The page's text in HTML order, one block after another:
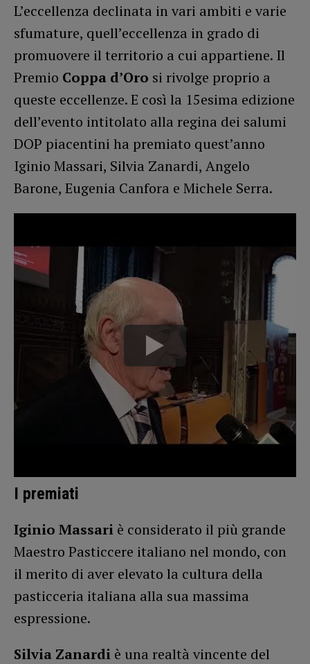
L’eccellenza declinata in vari ambiti e varie
sfumature, quell’eccellenza in grado di
promuovere il territorio a cui appartiene. Il
Premio Coppa d’Oro si rivolge proprio a
queste eccellenze. E così la 15esima edizione
dell’evento intitolato alla regina dei salumi
DOP piacentini ha premiato quest’anno
Iginio Massari, Silvia Zanardi, Angelo
Barone, Eugenia Canfora e Michele Serra.
I premiati
Iginio Massari è considerato il più grande
Maestro Pasticcere italiano nel mondo, con
il merito di aver elevato la cultura della
pasticceria italiana alla sua massima
espressione.
Silvia Zanardi è una realtà vincente del